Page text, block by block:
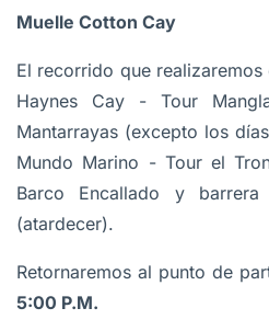
Muelle Cotton Cay
El recorrido que
Haynes Cay - Tour
Mantarrayas (excepto los
Mundo Marino - Tour el
Barco Encallado y
(atardecer).
Retornaremos al punto de
5:00 P.M.